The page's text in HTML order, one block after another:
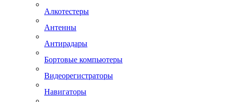
Алкотестеры
Антенны
Антирадары
Бортовые компьютеры
Видеорегистраторы
Навигаторы